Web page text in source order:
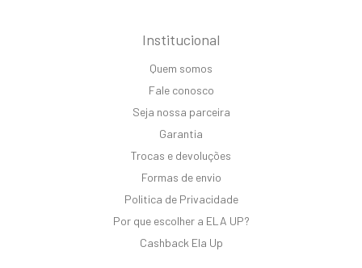
Institucional
Quem somos
Fale conosco
Seja nossa parceira
Garantia
Trocas e devoluções
Formas de envio
Politica de Privacidade
Por que escolher a ELA UP?
Cashback Ela Up